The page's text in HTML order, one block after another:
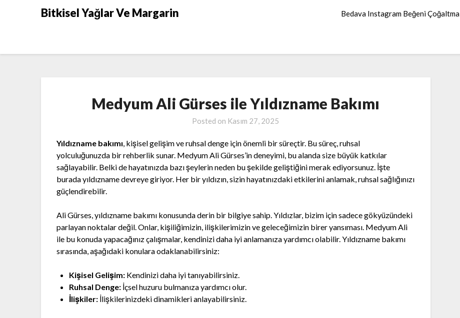
Bitkisel Yağlar Ve Margarin Bedava Instagram Beğeni Çoğaltma
Medyum Ali Gürses ile Yıldızname Bakımı
Posted on Kasım 27, 2025
Yıldızname bakımı, kişisel gelişim ve ruhsal denge için önemli bir süreçtir. Bu süreç, ruhsal
yolculuğunuzda bir rehberlik sunar. Medyum Ali Gürses’in deneyimi, bu alanda size büyük katkılar
sağlayabilir. Belki de hayatınızda bazı şeylerin neden bu şekilde geliştiğini merak ediyorsunuz. İşte
burada yıldızname devreye giriyor. Her bir yıldızın, sizin hayatınızdaki etkilerini anlamak, ruhsal sağlığınızı
güçlendirebilir.
Ali Gürses, yıldızname bakımı konusunda derin bir bilgiye sahip. Yıldızlar, bizim için sadece gökyüzündeki
parlayan noktalar değil. Onlar, kişiliğimizin, ilişkilerimizin ve geleceğimizin birer yansıması. Medyum Ali
ile bu konuda yapacağınız çalışmalar, kendinizi daha iyi anlamanıza yardımcı olabilir. Yıldızname bakımı
sırasında, aşağıdaki konulara odaklanabilirsiniz:
Kişisel Gelişim: Kendinizi daha iyi tanıyabilirsiniz.
Ruhsal Denge: İçsel huzuru bulmanıza yardımcı olur.
İlişkiler: İlişkilerinizdeki dinamikleri anlayabilirsiniz.